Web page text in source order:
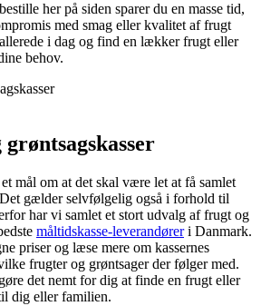
her på siden sparer du en masse tid,
med smag eller kvalitet af frugt
i dag og find en lækker frugt eller
behov.
mål om at det skal være let at få samlet
gælder selvfølgelig også i forhold til
har vi samlet et stort udvalg af frugt og
måltidskasse-leverandøreri Danmark.
priser og læse mere om kassernes
frugter og grøntsager der følger med.
det nemt for dig at finde en frugt eller
dig eller familien.